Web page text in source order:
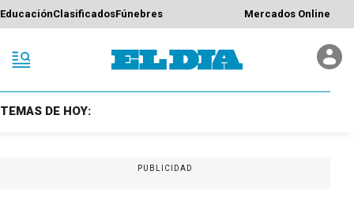
EducaciónClasificadosFúnebres Mercados Online
TEMAS DE HOY:
PUBLICIDAD